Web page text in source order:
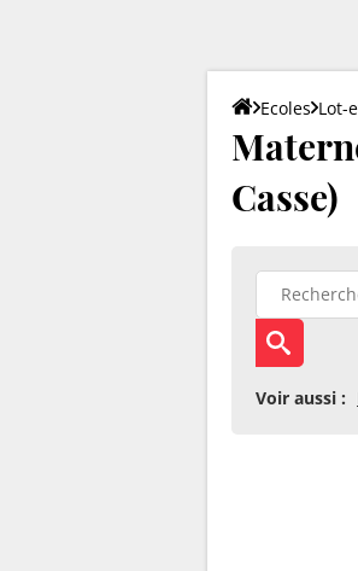
Ecoles Lot-
Casse)
Voir aussi :